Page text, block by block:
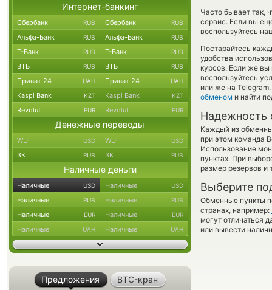
Часто бывает так,
сервис. Если вы
воспользуйтесь
Постарайтесь
удобства
курсов. Если же вы
воспользуйтесь
или же на
обменом и найти
Надежность
Каждый из
при этом команда
Использование
пунктах. При
размер резервов и
Выберите
Обменные пункты
странах, например:
могут отличаться
или вывести
Интернет-банкинг
Сбербанк RUB Сбербанк RUB
Альфа-Банк RUB Альфа-Банк RUB
Т-Банк RUB Т-Банк RUB
ВТБ RUB ВТБ RUB
Приват 24 UAH Приват 24 UAH
Kaspi Bank KZT Kaspi Bank KZT
Revolut EUR Revolut EUR
Денежные переводы
WU USD WU USD
ЗК RUB ЗК RUB
Наличные деньги
Наличные USD Наличные USD
Наличные RUB Наличные RUB
Наличные EUR Наличные EUR
Наличные UAH Наличные UAH
Предложения BTC-кран